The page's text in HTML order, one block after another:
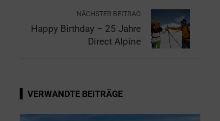
NÄCHSTER BEITRAG
Happy Birthday – 25 Jahre
Direct Alpine
VERWANDTE BEITRÄGE